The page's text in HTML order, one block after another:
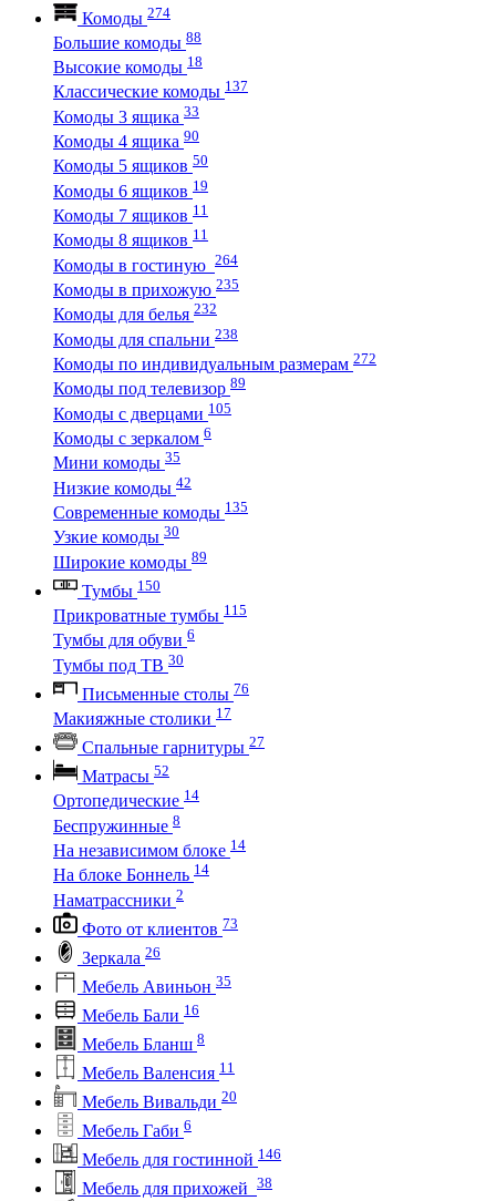
Комоды 274
Большие комоды 88
Высокие комоды 18
Классические комоды 137
Комоды 3 ящика 33
Комоды 4 ящика 90
Комоды 5 ящиков 50
Комоды 6 ящиков 19
Комоды 7 ящиков 11
Комоды 8 ящиков 11
Комоды в гостиную 264
Комоды в прихожую 235
Комоды для белья 232
Комоды для спальни 238
Комоды по индивидуальным размерам 272
Комоды под телевизор 89
Комоды с дверцами 105
Комоды с зеркалом 6
Мини комоды 35
Низкие комоды 42
Современные комоды 135
Узкие комоды 30
Широкие комоды 89
Тумбы 150
Прикроватные тумбы 115
Тумбы для обуви 6
Тумбы под ТВ 30
Письменные столы 76
Макияжные столики 17
Спальные гарнитуры 27
Матрасы 52
Ортопедические 14
Беспружинные 8
На независимом блоке 14
На блоке Боннель 14
Наматрассники 2
Фото от клиентов 73
Зеркала 26
Мебель Авиньон 35
Мебель Бали 16
Мебель Бланш 8
Мебель Валенсия 11
Мебель Вивальди 20
Мебель Габи 6
Мебель для гостинной 146
Мебель для прихожей 38